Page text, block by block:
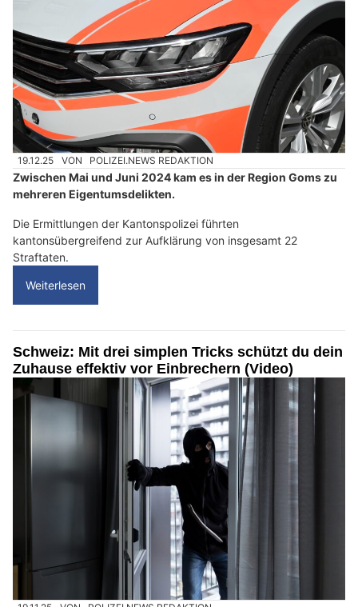
19.12.25 VON POLIZEI.NEWS REDAKTION
Zwischen Mai und Juni 2024 kam es in der Region Goms zu
mehreren Eigentumsdelikten.
Die Ermittlungen der Kantonspolizei führten
kantonsübergreifend zur Aufklärung von insgesamt 22
Straftaten.
Weiterlesen
Schweiz: Mit drei simplen Tricks schützt du dein
Zuhause effektiv vor Einbrechern (Video)